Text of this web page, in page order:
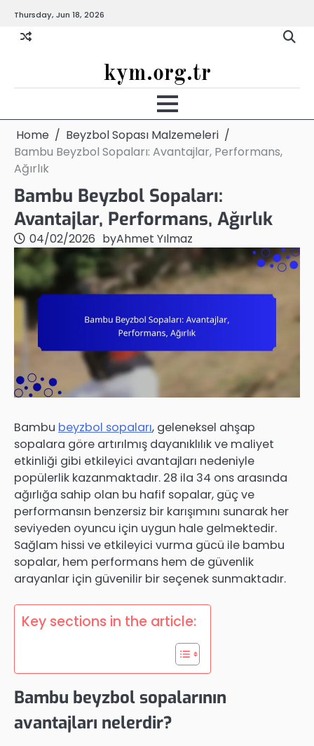
content
Thursday, Jun 18, 2026
kym.org.tr
Home
Beyzbol Sopası Malzemeleri
Bambu Beyzbol Sopaları: Avantajlar, Performans,
Ağırlık
Bambu Beyzbol Sopaları:
Avantajlar, Performans, Ağırlık
04/02/2026 byAhmet Yılmaz
Bambu beyzbol sopaları, geleneksel ahşap
sopalara göre artırılmış dayanıklılık ve maliyet
etkinliği gibi etkileyici avantajları nedeniyle
popülerlik kazanmaktadır. 28 ila 34 ons arasında
ağırlığa sahip olan bu hafif sopalar, güç ve
performansın benzersiz bir karışımını sunarak her
seviyeden oyuncu için uygun hale gelmektedir.
Sağlam hissi ve etkileyici vurma gücü ile bambu
sopalar, hem performans hem de güvenlik
arayanlar için güvenilir bir seçenek sunmaktadır.
Key sections in the article:
Bambu beyzbol sopalarının
avantajları nelerdir?